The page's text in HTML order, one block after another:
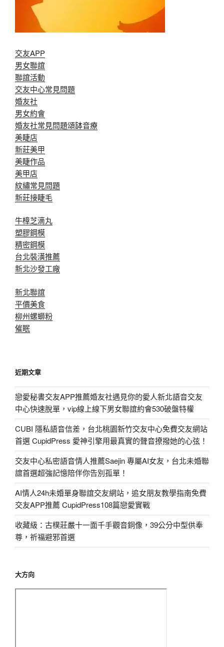
交友APP
男女聯誼
聯誼活動
交友中心常見問題
婚友社
男女約會
婚友社常見問題頌缽音療
美睫店
新莊美甲
美睫作品
美甲店
紋繡常見問題
新莊接睫毛
牛樟芝滴丸
塑膠鋼模
精密鋼模
台北裝潢推薦
新北沙發工廠
新北聯誼
平價美食
柳州螺螄粉
催眠
近期文章
戀愛秘書交友APP推薦婚友社遇見你的愛人新北語音交友
中心快速脫單，vip線上線下男女聯誼約會530破盤特權
CUBI 隱私語音信差，台北桃園新竹交友中心免費交友網站
首選 CupidPress 愛神引擎用最真實的聲音撩撥她的心弦！
交友中心私密語音情人推薦Saejin 專屬AI女友，台北未婚聯
誼首選超強記憶陪伴你告別孤單！
AI情人24h未婚單身聯誼交友網站，追女朋友教學指南免費
交友APP推薦 CupidPress108篇戀愛實戰
收藏級：古樸莊嚴十一面千手觀音銅像，39公分中型供奉
尊，祈福避邪首選
大方向